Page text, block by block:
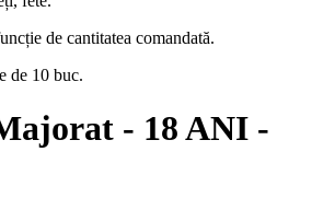
de cantitatea comandată.
de 10 buc.
- 18 ANI -